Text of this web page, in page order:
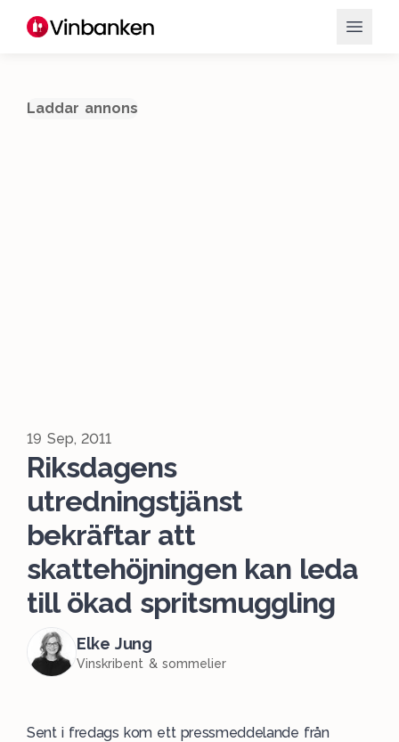
Laddar annons
19 Sep, 2011
Riksdagens
utredningstjänst
bekräftar att
skattehöjningen kan leda
till ökad spritsmuggling
Elke Jung
Vinskribent & sommelier
Sent i fredags kom ett pressmeddelande från